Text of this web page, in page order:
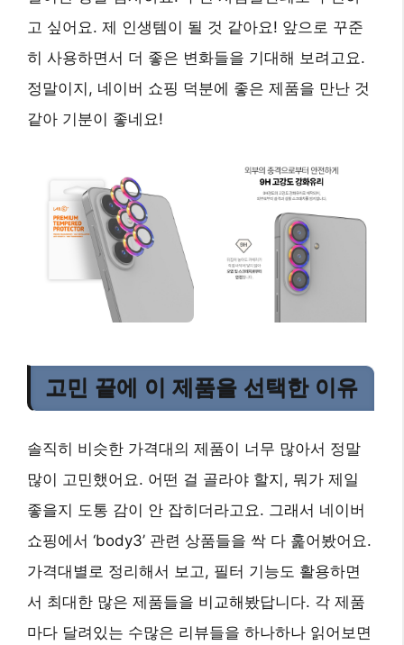
고 싶어요. 제 인생템이 될 것 같아요! 앞으로 꾸준
히 사용하면서 더 좋은 변화들을 기대해 보려고요.
정말이지, 네이버 쇼핑 덕분에 좋은 제품을 만난 것
같아 기분이 좋네요!
고민 끝에 이 제품을 선택한 이유
솔직히 비슷한 가격대의 제품이 너무 많아서 정말
많이 고민했어요. 어떤 걸 골라야 할지, 뭐가 제일
좋을지 도통 감이 안 잡히더라고요. 그래서 네이버
쇼핑에서 ‘body3’ 관련 상품들을 싹 다 훑어봤어요.
가격대별로 정리해서 보고, 필터 기능도 활용하면
서 최대한 많은 제품들을 비교해봤답니다. 각 제품
마다 달려있는 수많은 리뷰들을 하나하나 읽어보면